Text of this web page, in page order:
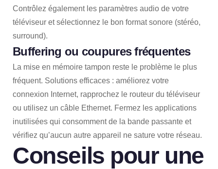
Contrôlez également les paramètres audio de votre
téléviseur et sélectionnez le bon format sonore (stéréo,
surround).
Buffering ou coupures fréquentes
La mise en mémoire tampon reste le problème le plus
fréquent. Solutions efficaces : améliorez votre
connexion Internet, rapprochez le routeur du téléviseur
ou utilisez un câble Ethernet. Fermez les applications
inutilisées qui consomment de la bande passante et
vérifiez qu’aucun autre appareil ne sature votre réseau.
Conseils pour une